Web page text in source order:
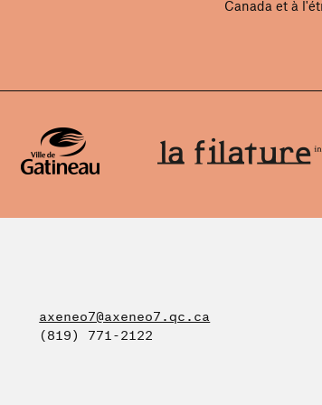
Canada et à
axeneo7@axeneo7.qc.ca
(819) 771-2122